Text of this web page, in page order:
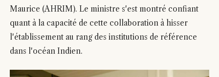
Maurice (AHRIM). Le ministre s'est montré confiant
quant à la capacité de cette collaboration à hisser
l'établissement au rang des institutions de référence
dans l'océan Indien.